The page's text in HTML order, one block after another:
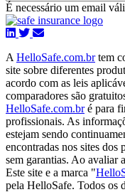
É necessário um email
A HelloSafe.com.brtem
site sobre diferentes
acordo com as leis
comparadores são
HelloSafe.com.bré para
profissionais. As
estejam sendo
encontradas nos sites dos
sem garantias. Ao avaliar
Este site e a marca "
pela HelloSafe. Todos os